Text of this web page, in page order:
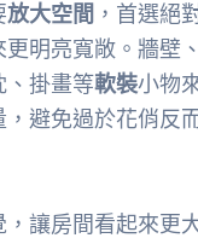
放大空間 ，首選絕
明亮寬敞。牆壁、
、掛畫等軟裝小物
避免過於花俏反
讓房間看起來更